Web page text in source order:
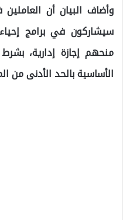
وأضاف البيان أن
سيشاركون في برامج
منحهم إجازة إدارية،
الأساسية بالحد الأدنى من